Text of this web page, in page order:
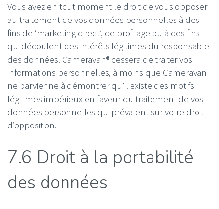
Vous avez en tout moment le droit de vous opposer
au traitement de vos données personnelles à des
fins de ‘marketing direct’, de profilage ou à des fins
qui découlent des intérêts légitimes du responsable
des données. Cameravan® cessera de traiter vos
informations personnelles, à moins que Cameravan
ne parvienne à démontrer qu’il existe des motifs
légitimes impérieux en faveur du traitement de vos
données personnelles qui prévalent sur votre droit
d’opposition.
7.6 Droit à la portabilité
des données